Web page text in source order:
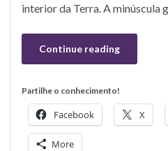
interior da Terra. A minúscula
Continue reading
Partilhe o conhecimento!
Facebook X
More